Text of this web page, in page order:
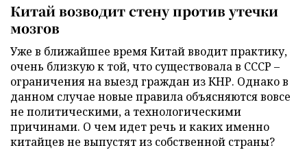
Китай возводит стену против утечки
мозгов
Уже в ближайшее время Китай вводит практику,
очень близкую к той, что существовала в СССР –
ограничения на выезд граждан из КНР. Однако в
данном случае новые правила объясняются вовсе
не политическими, а технологическими
причинами. О чем идет речь и каких именно
китайцев не выпустят из собственной страны?